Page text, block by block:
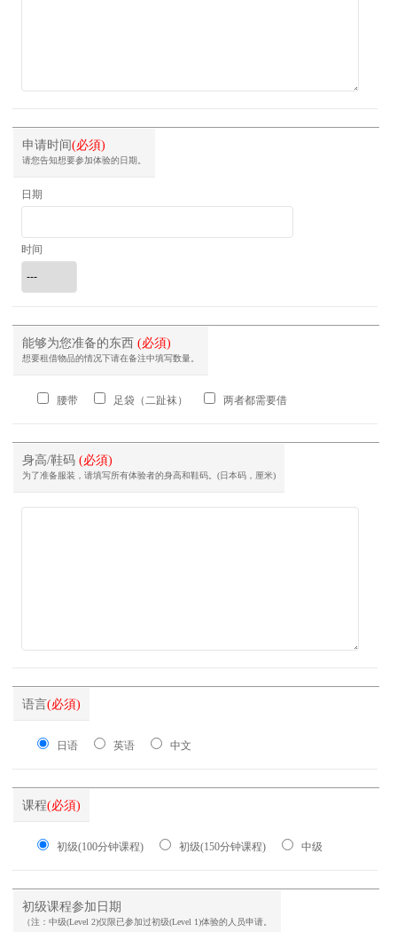
申请时间(必須)
请您告知想要参加体验的日期。
日期
时间
能够为您准备的东西(必須)
想要租借物品的情况下请在备注中填写数量。
腰带 足袋（二趾袜） 两者都需要借
身高/鞋码(必須)
为了准备服装，请填写所有体验者的身高和鞋码。(日本码，厘米)
语言(必須)
日语 英语 中文
课程(必須)
初级(100分钟课程) 初级(150分钟课程) 中级
初级课程参加日期
（注：中级(Level 2)仅限已参加过初级(Level 1)体验的人员申请。